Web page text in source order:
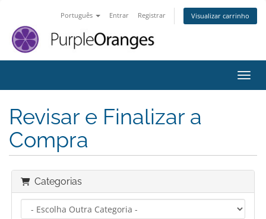
Português Entrar Registrar Visualizar carrinho
Revisar e Finalizar a
Compra
Categorias